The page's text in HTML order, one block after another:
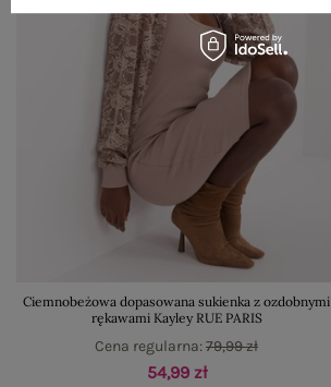
Ciemnobeżowa dopasowana sukienka z ozdobnymi
rękawami Kayley RUE PARIS
54,99 zł
Cena regularna:79,99 zł